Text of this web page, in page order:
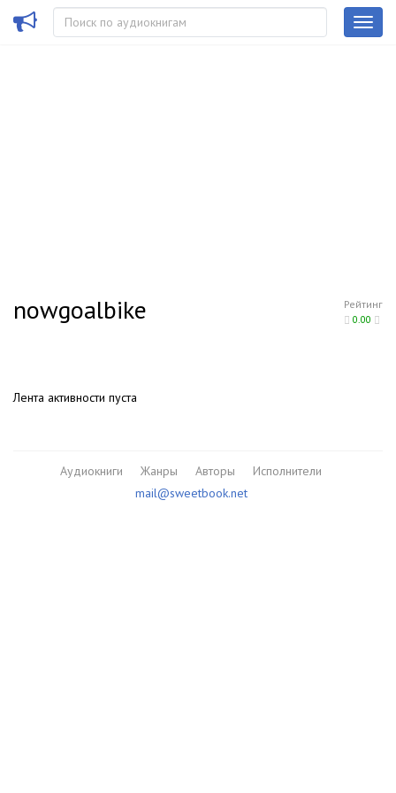
Рейтинг
0.00
nowgoalbike
Лента активности пуста
Аудиокниги Жанры Авторы
Исполнители
mail@sweetbook.net